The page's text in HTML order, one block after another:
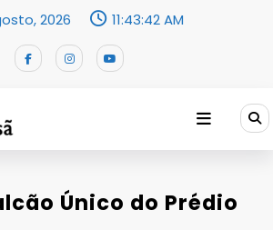
2026 11:43:42 AM
Único do Prédio